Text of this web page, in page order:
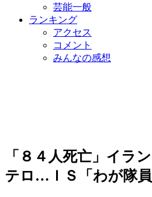
芸能一般
ランキング
アクセス
コメント
みんなの感想
「８４人死亡」イラ
テロ…ＩＳ「わが隊